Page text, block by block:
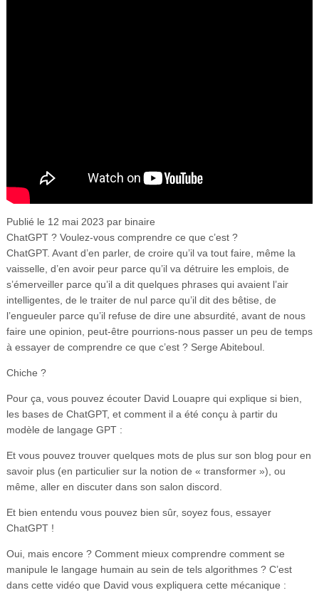
Publié le 12 mai 2023 par binaire
ChatGPT ? Voulez-vous comprendre ce que c’est ?
ChatGPT. Avant d’en parler, de croire qu’il va tout faire, même la
vaisselle, d’en avoir peur parce qu’il va détruire les emplois, de
s’émerveiller parce qu’il a dit quelques phrases qui avaient l’air
intelligentes, de le traiter de nul parce qu’il dit des bêtise, de
l’engueuler parce qu’il refuse de dire une absurdité, avant de nous
faire une opinion, peut-être pourrions-nous passer un peu de temps
à essayer de comprendre ce que c’est ? Serge Abiteboul.
Chiche ?
Pour ça, vous pouvez écouter David Louapre qui explique si bien,
les bases de ChatGPT, et comment il a été conçu à partir du
modèle de langage GPT :
Et vous pouvez trouver quelques mots de plus sur son blog pour en
savoir plus (en particulier sur la notion de « transformer »), ou
même, aller en discuter dans son salon discord.
Et bien entendu vous pouvez bien sûr, soyez fous, essayer
ChatGPT !
Oui, mais encore ? Comment mieux comprendre comment se
manipule le langage humain au sein de tels algorithmes ? C’est
dans cette vidéo que David vous expliquera cette mécanique :